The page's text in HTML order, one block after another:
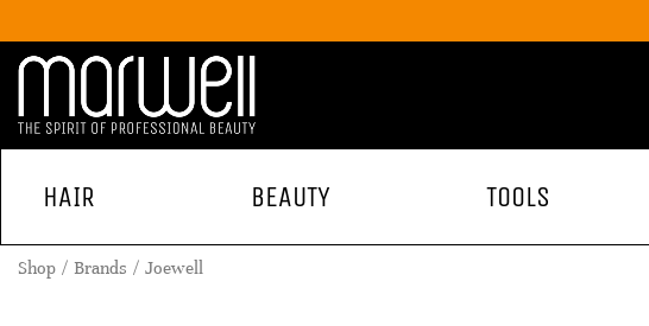
HAIR BEAUTY TOOLS
Shop Brands Joewell